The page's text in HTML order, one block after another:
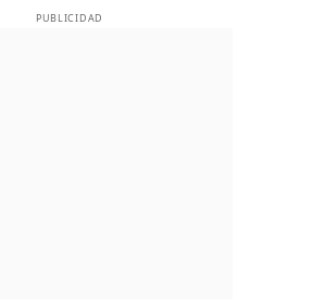
PUBLICIDAD